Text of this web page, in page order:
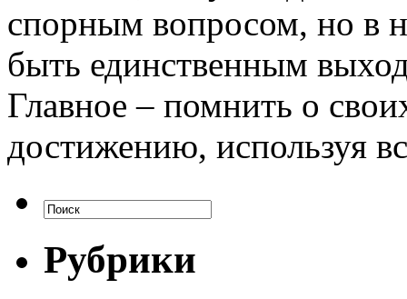
спорным вопросом, но в
быть единственным
Главное – помнить о
достижению, используя
Рубрики